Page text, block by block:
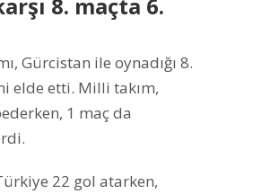
8. maçta 6.
Gürcistan ile oynadığı 8.
elde etti. Milli takım,
1 maç da
22 gol atarken,